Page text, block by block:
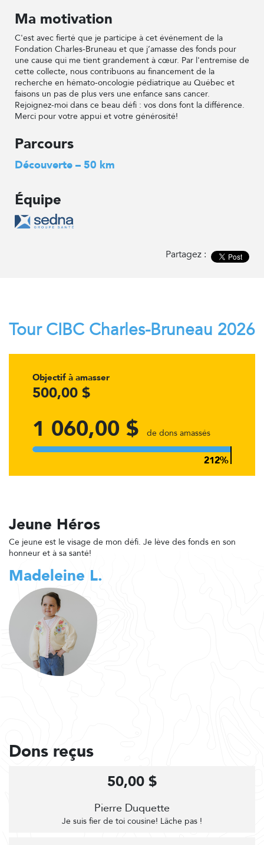
Ma motivation
C'est avec fierté que je participe à cet événement de la
Fondation Charles-Bruneau et que j’amasse des fonds pour
une cause qui me tient grandement à cœur. Par l'entremise de
cette collecte, nous contribuons au financement de la
recherche en hémato-oncologie pédiatrique au Québec et
faisons un pas de plus vers une enfance sans cancer.
Rejoignez-moi dans ce beau défi : vos dons font la différence.
Merci pour votre appui et votre générosité!
Parcours
Découverte – 50 km
Équipe
Partagez :
Tour CIBC Charles-Bruneau 2026
Objectif à amasser
500,00 $
1 060,00 $ de dons amassés
Jeune Héros
Ce jeune est le visage de mon défi. Je lève des fonds en son
honneur et à sa santé!
Madeleine L.
Dons reçus
Pierre Duquette
Je suis fier de toi cousine! Lâche pas !
50,00 $